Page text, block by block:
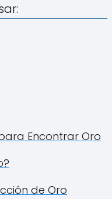
Encontrar Oro
de Oro